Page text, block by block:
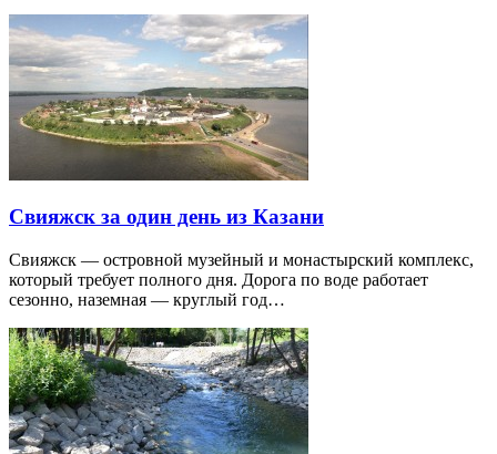
Свияжск за один день из Казани
Свияжск — островной музейный и монастырский комплекс,
который требует полного дня. Дорога по воде работает
сезонно, наземная — круглый год…